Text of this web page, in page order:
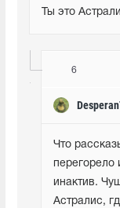
Ты это
6
Что
перегорело
инактив.
Астралис,